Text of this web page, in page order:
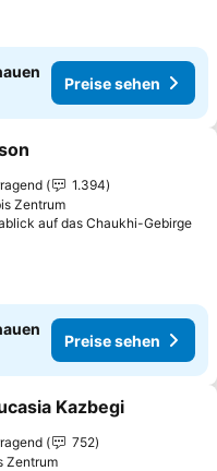
Preise sehen
hinzufügen
1.394
Zentrum
auf das Chaukhi-Gebirge
Preise sehen
hinzufügen
Kazbegi
752
Zentrum